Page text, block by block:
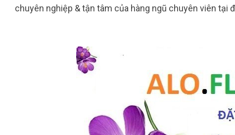
chuyên nghiệp & tận tâm của hàng ngũ chuyên viên tại